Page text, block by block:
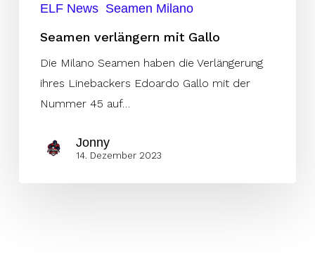
ELF News Seamen Milano
Seamen verlängern mit Gallo
Die Milano Seamen haben die Verlängerung
ihres Linebackers Edoardo Gallo mit der
Nummer 45 auf…
Jonny
14. Dezember 2023